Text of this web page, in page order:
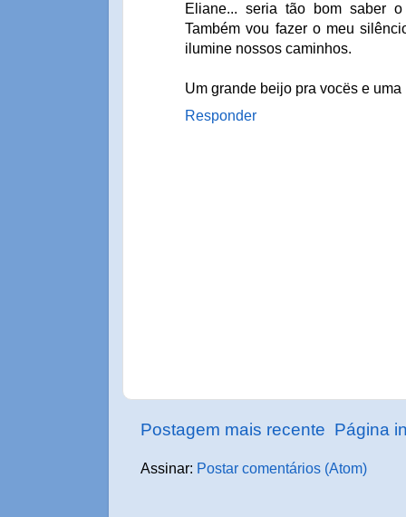
Eliane... seria tão bom saber
Também vou fazer o meu
ilumine nossos caminhos.
Um grande beijo pra vocës e uma
Responder
Postagem mais recente Página
Assinar: Postar comentários (Atom)